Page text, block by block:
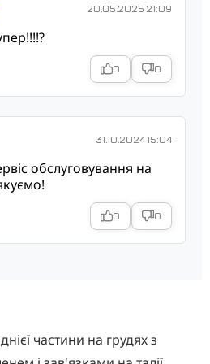
20.05.2025 21:09
0 0
31.10.2024 15:04
обслуговування на
0 0
частини на грудях з